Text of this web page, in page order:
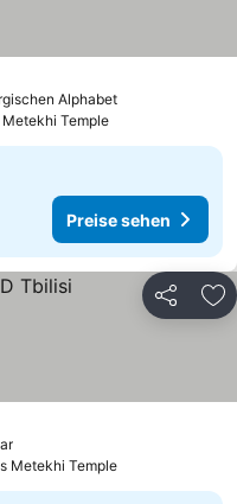
Alphabet
Temple
Preise sehen
Teilen
Metekhi Temple